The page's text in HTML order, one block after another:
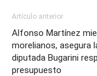
Artículo anterior
Alfonso Martínez
morelianos, asegura
diputada Bugarini
presupuesto